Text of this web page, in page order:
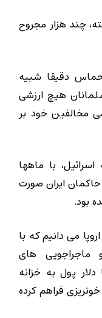
چند هزار مجروح
حماس دقیقا شبیه
هیچ ارزشی
مخالفین خود بر
با ماهها
ایران صورت
بود.
می دانیم که با
ماجراجویی های
پول به خزانه
فراهم کرده